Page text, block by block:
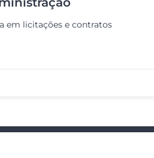
em licitações e contratos